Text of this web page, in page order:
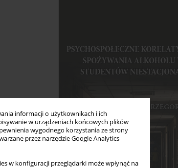
informacji o użytkownikach i ich
w urządzeniach końcowych plików
wygodnego korzystania ze strony
przez narzędzie Google Analytics
w konfiguracji przeglądarki może wpłynąć na